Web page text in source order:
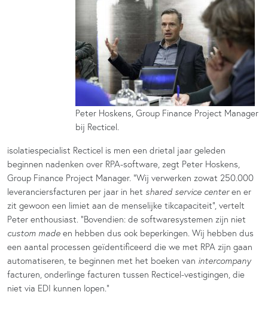
Peter Hoskens, Group Finance Project Manager
bij Recticel.
isolatiespecialist Recticel is men een drietal jaar geleden
beginnen nadenken over RPA-software, zegt Peter Hoskens,
Group Finance Project Manager. “Wij verwerken zowat 250.000
leveranciersfacturen per jaar in het shared service centeren er
zit gewoon een limiet aan de menselijke tikcapaciteit”, vertelt
Peter enthousiast. “Bovendien: de softwaresystemen zijn niet
custom made en hebben dus ook beperkingen. Wij hebben dus
een aantal processen geïdentificeerd die we met RPA zijn gaan
automatiseren, te beginnen met het boeken van intercompany
facturen, onderlinge facturen tussen Recticel-vestigingen, die
niet via EDI kunnen lopen.”